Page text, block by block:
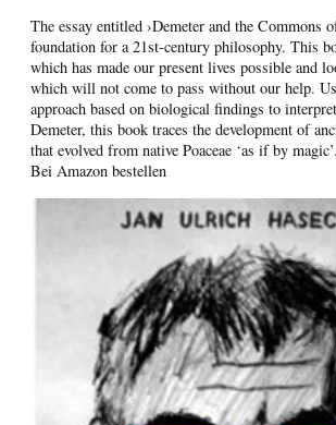
The essay entitled ›Demeter and the Commons
foundation for a 21st-century philosophy. This
which has made our present lives possible and
which will not come to pass without our help.
approach based on biological findings to
Demeter, this book traces the development of
that evolved from native Poaceae ‘as if by magic’.
Bei Amazon bestellen